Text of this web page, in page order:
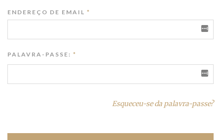
ENDEREÇO DE EMAIL *
PALAVRA-PASSE: *
Esqueceu-se da palavra-passe?